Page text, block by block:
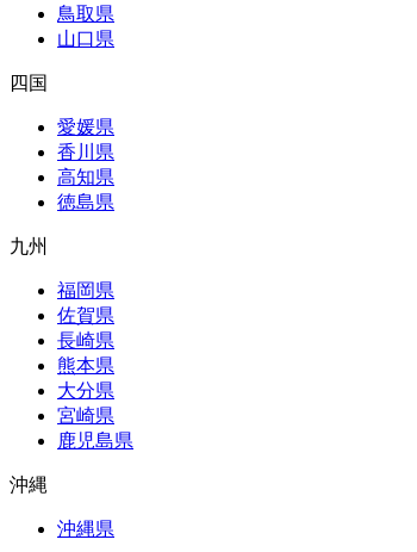
鳥取県
山口県
四国
愛媛県
香川県
高知県
徳島県
九州
福岡県
佐賀県
長崎県
熊本県
大分県
宮崎県
鹿児島県
沖縄
沖縄県